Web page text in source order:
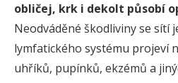
obličej, krk i dekolt působí
Neodváděné škodliviny se sítí
lymfatického systému projeví
uhříků, pupínků, ekzémů a